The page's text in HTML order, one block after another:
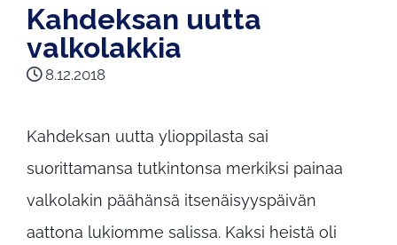
Kahdeksan uutta
valkolakkia
8.12.2018
Kahdeksan uutta ylioppilasta sai
suorittamansa tutkintonsa merkiksi painaa
valkolakin päähänsä itsenäisyyspäivän
aattona lukiomme salissa. Kaksi heistä oli